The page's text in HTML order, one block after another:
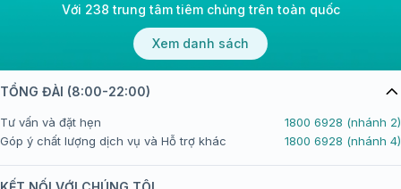
Với 238 trung tâm tiêm chủng trên toàn quốc
Xem danh sách
TỔNG ĐÀI (8:00-22:00)
Tư vấn và đặt hẹn
1800 6928 (nhánh 2)
Góp ý chất lượng dịch vụ và Hỗ trợ khác
1800 6928 (nhánh 4)